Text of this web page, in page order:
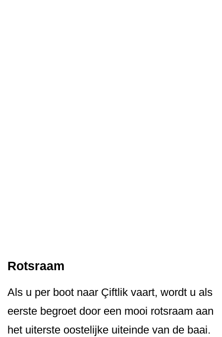
Rotsraam
Als u per boot naar Çiftlik vaart, wordt u als
eerste begroet door een mooi rotsraam aan
het uiterste oostelijke uiteinde van de baai.